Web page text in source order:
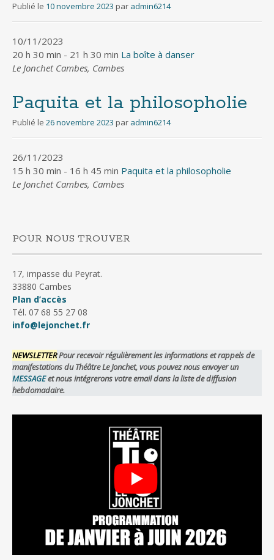
Publié le 10 novembre 2023 par admin6214
10/11/2023
20 h 30 min - 21 h 30 min La boîte à danser
Le Jonchet Cambes, Cambes
Paquita et la philosopholie
Publié le 26 novembre 2023 par admin6214
26/11/2023
15 h 30 min - 16 h 45 min Paquita et la philosopholie
Le Jonchet Cambes, Cambes
POUR NOUS TROUVER
17, impasse du Peyrat.
33880 Cambes
Plan d’accès
Tél. 07 68 55 27 08
info@lejonchet.fr
NEWSLETTERPour recevoir régulièrement les informations et rappels de
manifestations du Théâtre Le Jonchet, vous pouvez nous envoyer un
MESSAGEet nous intégrerons votre email dans la liste de diffusion
hebdomadaire.